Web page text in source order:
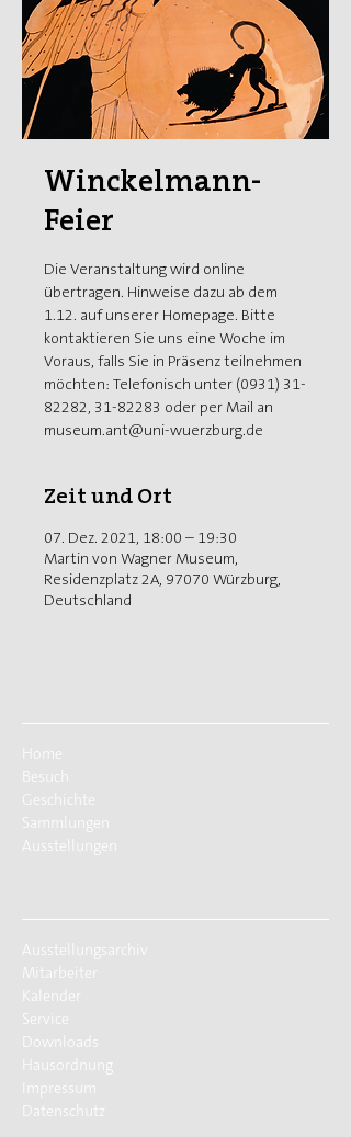
Winckelmann-
Feier
Die Veranstaltung wird online
übertragen. Hinweise dazu ab dem
1.12. auf unserer Homepage. Bitte
kontaktieren Sie uns eine Woche im
Voraus, falls Sie in Präsenz teilnehmen
möchten: Telefonisch unter (0931) 31-
82282, 31-82283 oder per Mail an
museum.ant@uni-wuerzburg.de
Zeit und Ort
07. Dez. 2021, 18:00 – 19:30
Martin von Wagner Museum,
Residenzplatz 2A, 97070 Würzburg,
Deutschland
Home
Besuch
Geschichte
Sammlungen
Ausstellungen
Ausstellungsarchiv
Mitarbeiter
Kalender
Service
Downloads
Hausordnung
Impressum
Datenschutz